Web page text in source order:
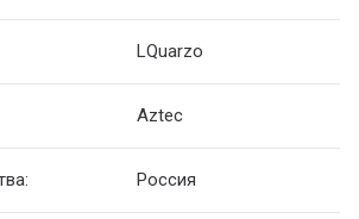
LQuarzo
Aztec
Россия